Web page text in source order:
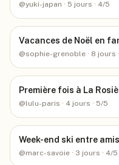
@yuki-japan · 5 jours · 4/5
Vacances de Noël en
@sophie-grenoble · 8 jours
Première fois à La
@lulu-paris · 4 jours · 5/5
Week-end ski entre
@marc-savoie · 3 jours · 4/5